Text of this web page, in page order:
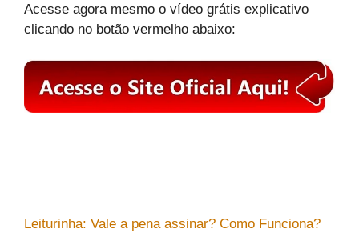
Acesse agora mesmo o vídeo grátis explicativo
clicando no botão vermelho abaixo:
Leiturinha: Vale a pena assinar? Como Funciona?